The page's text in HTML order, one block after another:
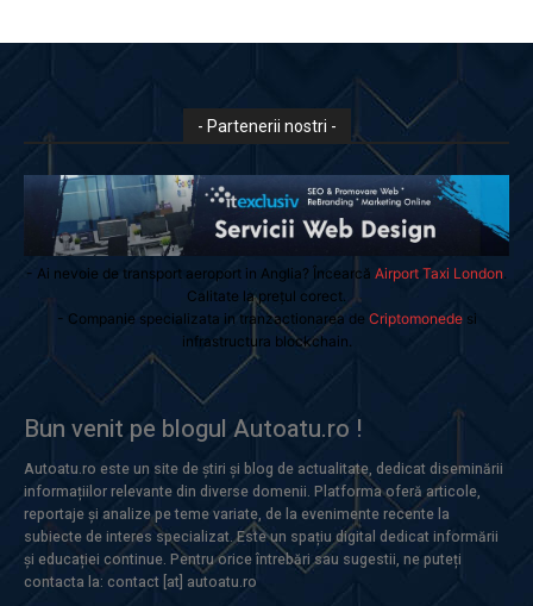
- Partenerii nostri -
- Ai nevoie de transport aeroport in Anglia? Încearcă Airport Taxi London
Calitate la prețul corect.
- Companie specializata in tranzactionarea de Criptomonedesi
infrastructura blockchain.
Bun venit pe blogul Autoatu.ro !
Autoatu.ro este un site de știri și blog de actualitate, dedicat diseminării
informațiilor relevante din diverse domenii. Platforma oferă articole,
reportaje și analize pe teme variate, de la evenimente recente la
subiecte de interes specializat. Este un spațiu digital dedicat informării
și educației continue. Pentru orice întrebări sau sugestii, ne puteți
contacta la: contact [at] autoatu.ro